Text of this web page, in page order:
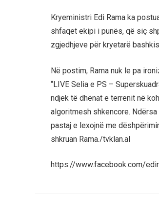
Kryeministri Edi Rama ka
shfaqet ekipi i punës, që siç
zgjedhjeve për kryetarë
Në postim, Rama nuk le pa
“LIVE Selia e PS –
ndjek të dhënat e terrenit në
algoritmesh shkencore.
pastaj e lexojnë me
shkruan Rama./tvklan.al
https://www.facebook.com/